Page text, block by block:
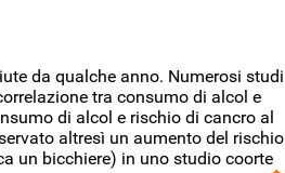
da qualche anno. Numerosi studi
tra consumo di alcol e
di alcol e rischio di cancro al
altresì un aumento del rischio
un bicchiere) in uno studio coorte